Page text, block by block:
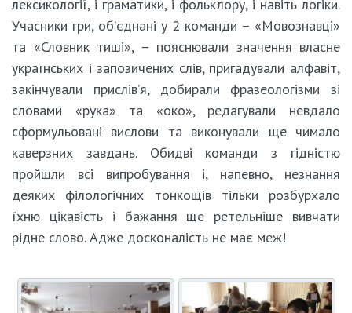
лексикології, і граматики, і фольклору, і навіть логіки.
Учасники гри, об’єднані у 2 команди – «Мовознавці»
та «Словник тиші», – пояснювали значення власне
українських і запозичених слів, пригадували алфавіт,
закінчували прислів’я, добирали фразеологізми зі
словами «рука» та «око», редагували невдало
сформульовані вислови та виконували ще чимало
каверзних завдань. Обидві команди з гідністю
пройшли всі випробування і, напевно, незнання
деяких філологічних тонкощів тільки розбурхало
їхню цікавість і бажання ще ретельніше вивчати
рідне слово. Адже досконалість не має меж!